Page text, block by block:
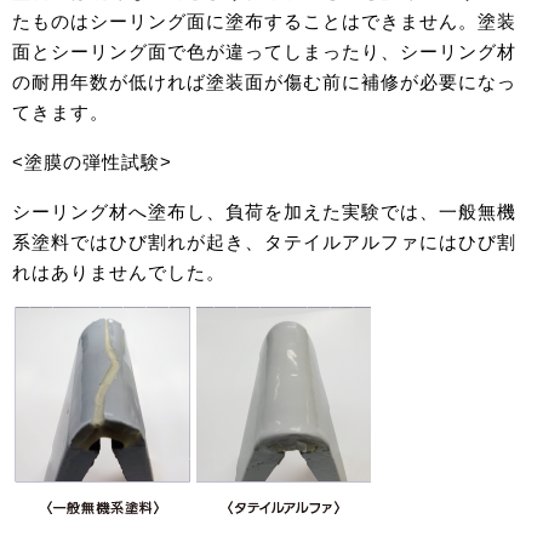
たものはシーリング面に塗布することはできません。塗装
面とシーリング面で色が違ってしまったり、シーリング材
の耐用年数が低ければ塗装面が傷む前に補修が必要になっ
てきます。
<塗膜の弾性試験>
シーリング材へ塗布し、負荷を加えた実験では、一般無機
系塗料ではひび割れが起き、タテイルアルファにはひび割
れはありませんでした。